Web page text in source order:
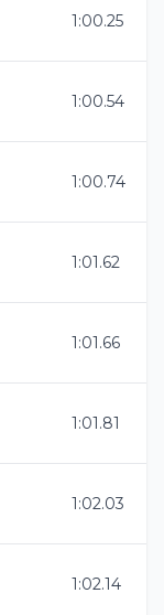
1:00.25
1:00.54
1:00.74
1:01.62
1:01.66
1:01.81
1:02.03
1:02.14